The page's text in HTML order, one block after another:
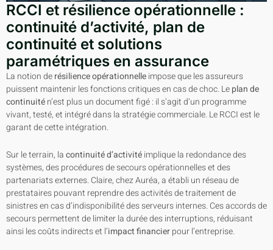
RCCI et résilience opérationnelle :
continuité d’activité, plan de
continuité et solutions
paramétriques en assurance
La notion derésilience opérationnelleimpose que les assureurs
puissent maintenir les fonctions critiques en cas de choc. Leplan de
continuitén’est plus un document figé : il s’agit d’un programme
vivant, testé, et intégré dans la stratégie commerciale. Le RCCI est le
garant de cette intégration.
Sur le terrain, lacontinuité d’activitéimplique la redondance des
systèmes, des procédures de secours opérationnelles et des
partenariats externes. Claire, chez Auréa, a établi un réseau de
prestataires pouvant reprendre des activités de traitement de
sinistres en cas d’indisponibilité des serveurs internes. Ces accords de
secours permettent de limiter la durée des interruptions, réduisant
ainsi les coûts indirects et l’impact financierpour l’entreprise.